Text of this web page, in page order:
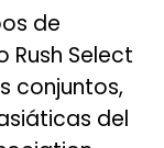
de
Select
conjuntos,
del